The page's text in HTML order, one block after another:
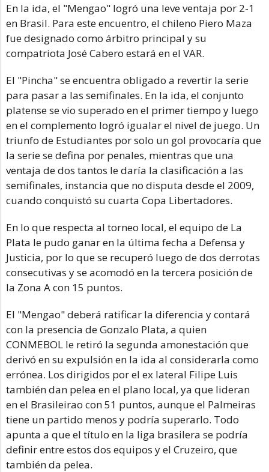
En la ida, el "Mengao" logró una leve ventaja por 2-1
en Brasil. Para este encuentro, el chileno Piero Maza
fue designado como árbitro principal y su
compatriota José Cabero estará en el VAR.
El "Pincha" se encuentra obligado a revertir la serie
para pasar a las semifinales. En la ida, el conjunto
platense se vio superado en el primer tiempo y luego
en el complemento logró igualar el nivel de juego. Un
triunfo de Estudiantes por solo un gol provocaría que
la serie se defina por penales, mientras que una
ventaja de dos tantos le daría la clasificación a las
semifinales, instancia que no disputa desde el 2009,
cuando conquistó su cuarta Copa Libertadores.
En lo que respecta al torneo local, el equipo de La
Plata le pudo ganar en la última fecha a Defensa y
Justicia, por lo que se recuperó luego de dos derrotas
consecutivas y se acomodó en la tercera posición de
la Zona A con 15 puntos.
El "Mengao" deberá ratificar la diferencia y contará
con la presencia de Gonzalo Plata, a quien
CONMEBOL le retiró la segunda amonestación que
derivó en su expulsión en la ida al considerarla como
errónea. Los dirigidos por el ex lateral Filipe Luis
también dan pelea en el plano local, ya que lideran
en el Brasileirao con 51 puntos, aunque el Palmeiras
tiene un partido menos y podría superarlo. Todo
apunta a que el título en la liga brasilera se podría
definir entre estos dos equipos y el Cruzeiro, que
también da pelea.